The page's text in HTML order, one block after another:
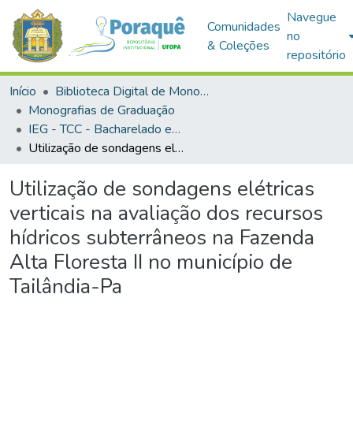
Comunidades
& Coleções
Navegue
no
repositório
Início
Biblioteca Digital de Monografias (BDM)
Monografias de Graduação
IEG - TCC - Bacharelado em Geofísica
Utilização de sondagens elétricas verticais na avaliação dos recursos hídricos subterrâneos na Fazenda Alta Floresta II no município de Tailândia-Pa
Utilização de sondagens elétricas
verticais na avaliação dos recursos
hídricos subterrâneos na Fazenda
Alta Floresta II no município de
Tailândia-Pa